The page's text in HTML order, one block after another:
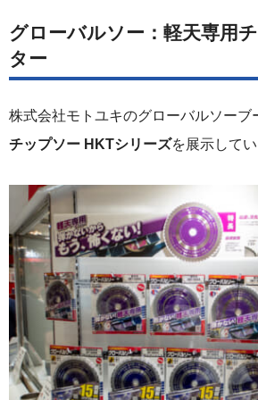
グローバルソー：軽天専用
ター
株式会社モトユキのグローバルソーブ
チップソー HKTシリーズを展示してい